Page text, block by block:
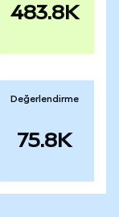
483.8K
Değerlendirme
75.8K